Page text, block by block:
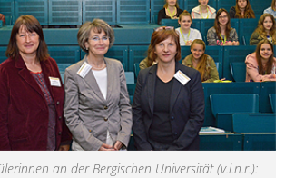
an der Bergischen Universität (v.l.n.r.):